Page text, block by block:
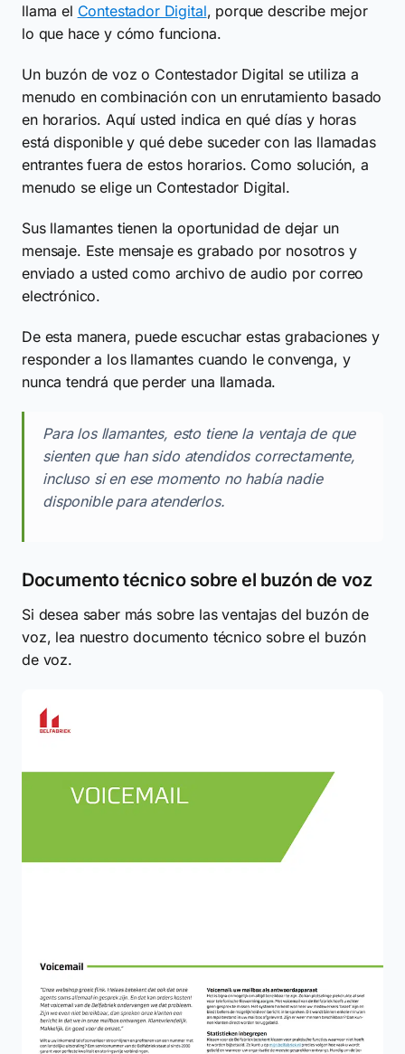
llama el Contestador Digital, porque describe mejor
lo que hace y cómo funciona.
Un buzón de voz o Contestador Digital se utiliza a
menudo en combinación con un enrutamiento basado
en horarios. Aquí usted indica en qué días y horas
está disponible y qué debe suceder con las llamadas
entrantes fuera de estos horarios. Como solución, a
menudo se elige un Contestador Digital.
Sus llamantes tienen la oportunidad de dejar un
mensaje. Este mensaje es grabado por nosotros y
enviado a usted como archivo de audio por correo
electrónico.
De esta manera, puede escuchar estas grabaciones y
responder a los llamantes cuando le convenga, y
nunca tendrá que perder una llamada.
Para los llamantes, esto tiene la ventaja de que
sienten que han sido atendidos correctamente,
incluso si en ese momento no había nadie
disponible para atenderlos.
Documento técnico sobre el buzón de voz
Si desea saber más sobre las ventajas del buzón de
voz, lea nuestro documento técnico sobre el buzón
de voz.